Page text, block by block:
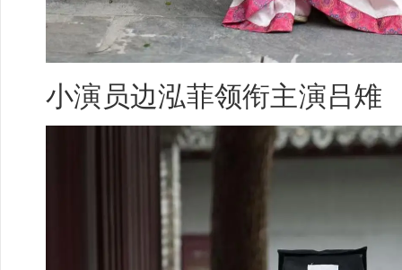
小演员边泓菲领衔主演吕雉